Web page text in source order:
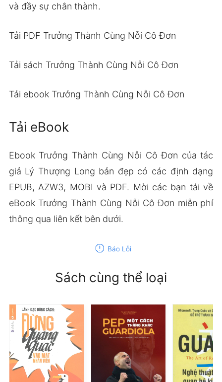
và đầy sự chân thành.
Tải PDF Trưởng Thành Cùng Nỗi Cô Đơn
Tải sách Trưởng Thành Cùng Nỗi Cô Đơn
Tải ebook Trưởng Thành Cùng Nỗi Cô Đơn
Tải eBook
Ebook Trưởng Thành Cùng Nỗi Cô Đơn của tác
giả Lý Thượng Long bản đẹp có các định dạng
EPUB, AZW3, MOBI và PDF. Mời các bạn tải về
eBook Trưởng Thành Cùng Nỗi Cô Đơn miễn phí
thông qua liên kết bên dưới.
report Báo Lỗi
Sách cùng thể loại